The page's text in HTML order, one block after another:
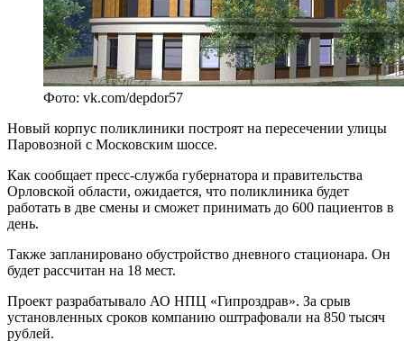
Фото: vk.com/depdor57
Новый корпус поликлиники построят на пересечении улицы
Паровозной с Московским шоссе.
Как сообщает пресс-служба губернатора и правительства
Орловской области, ожидается, что поликлиника будет
работать в две смены и сможет принимать до 600 пациентов в
день.
Также запланировано обустройство дневного стационара. Он
будет рассчитан на 18 мест.
Проект разрабатывало АО НПЦ «Гипроздрав». За срыв
установленных сроков компанию оштрафовали на 850 тысяч
рублей.